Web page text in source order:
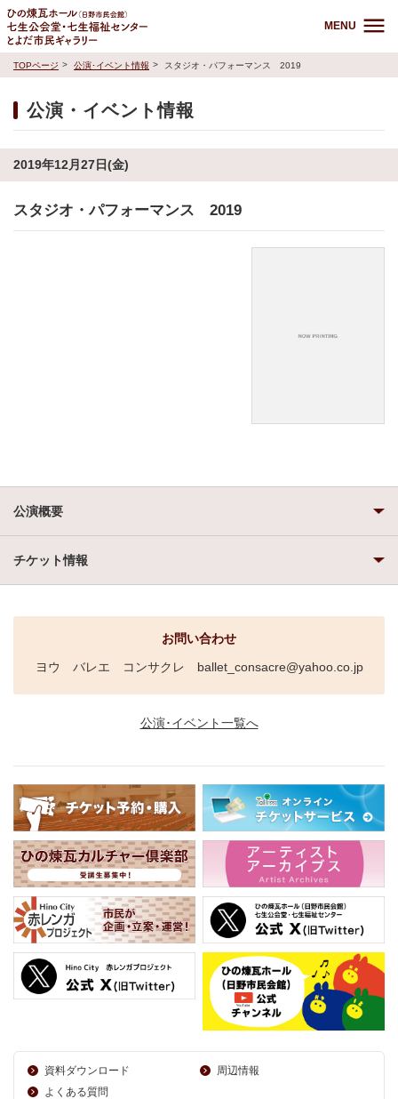
MENU
TOPページ 公演･イベント情報 スタジオ・パフォーマンス 2019
公演・イベント情報
2019年12月27日(金)
スタジオ・パフォーマンス 2019
公演概要
チケット情報
お問い合わせ
ヨウ バレエ コンサクレ ballet_consacre@yahoo.co.jp
公演･イベント一覧へ
資料ダウンロード
周辺情報
よくある質問